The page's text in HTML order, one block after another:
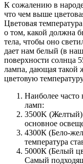
К сожалению в
что чем выше
Цветовая
о том, какой должна
тела, чтобы оно
дает нам белый (в
поверхности солнца
лампа, дающая такой
цветовую
Наиболее часто
ламп:
3500K (Желтый)
основное
4300К (Бело-
температура
5000К (Белый
Самый